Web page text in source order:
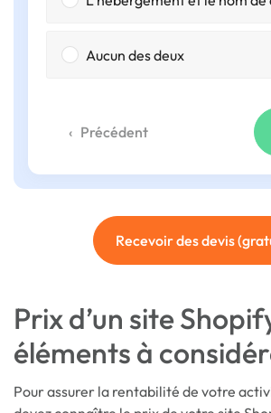
Aucun des deux
Précédent
Recevoir des devis
Prix d’un site
éléments à
Pour assurer la rentabilité de votre